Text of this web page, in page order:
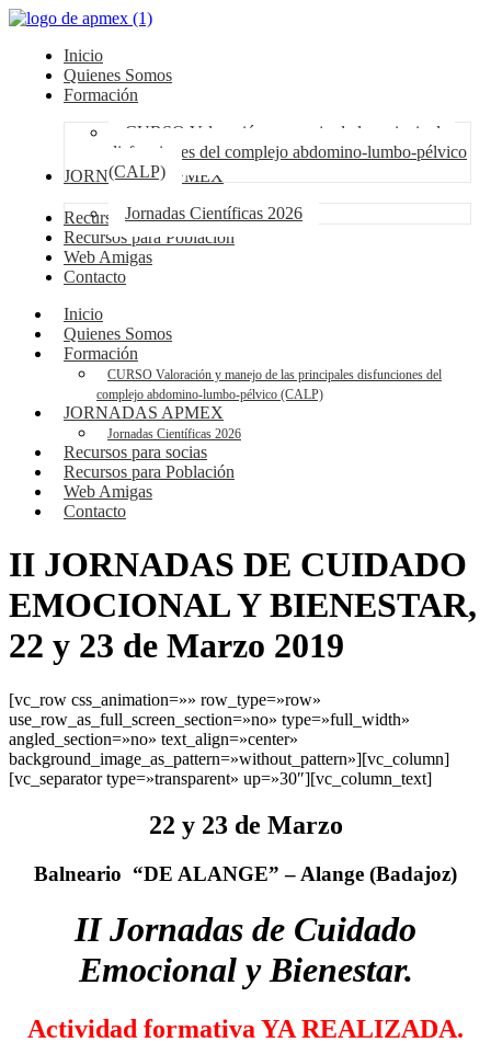
Inicio
Quienes Somos
Formación
CURSO Valoración y manejo de las principales
disfunciones del complejo abdomino-lumbo-pélvico
(CALP)
JORNADAS APMEX
Jornadas Científicas 2026
Recursos para socias
Recursos para Población
Web Amigas
Contacto
Inicio
Quienes Somos
Formación
CURSO Valoración y manejo de las principales disfunciones del
complejo abdomino-lumbo-pélvico (CALP)
JORNADAS APMEX
Jornadas Científicas 2026
Recursos para socias
Recursos para Población
Web Amigas
Contacto
II JORNADAS DE CUIDADO
EMOCIONAL Y BIENESTAR,
22 y 23 de Marzo 2019
[vc_row css_animation=»» row_type=»row»
use_row_as_full_screen_section=»no» type=»full_width»
angled_section=»no» text_align=»center»
background_image_as_pattern=»without_pattern»][vc_column]
[vc_separator type=»transparent» up=»30″][vc_column_text]
22 y 23 de Marzo
Balneario “DE ALANGE” – Alange (Badajoz)
II Jornadas de Cuidado
Emocional yBienestar.
Actividad formativa YA REALIZADA.